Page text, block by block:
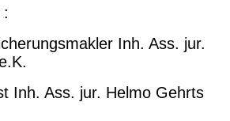
:
Inh. Ass. jur.
Inh. Ass. jur. Helmo Gehrts